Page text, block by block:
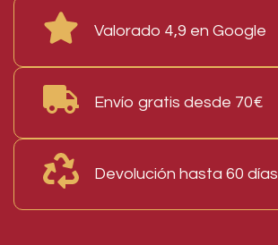
Valorado 4,9 en Google
Envío gratis desde 70€
Devolución hasta 60 días